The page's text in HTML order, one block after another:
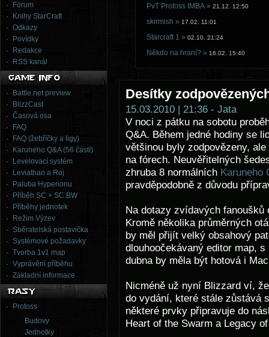
Fórum
Knihy StarCraft
Odkazy
Povídky
Redakce
RSS kanál
Battle.net preview
BlizzCast
Časová osa
FAQ
FAQ (žebříčky a ligy)
Karuneho Q&A (56 částí)
Levelovací systém
Leviathan a Roj
Paluba Hyperionu
Příběh SC + SC:BW
Příběhy jednotek
Režim Výzev
Sběratelská postavička
Systémové požadavky
Tvorba 1v1 map
Vyprávění příběhu
Základní informace
Protoss
Budovy
Jednotky
PvT Protoss IMBA » 21.12. 12:50
skirmish » 17.02. 11:01
Starcraft 1 » 02.10. 21:24
Někdo na hraní? » 16.02. 15:40
Desítky
15.03.2010 | 21:36 - Jata
V noci z pátku na sobotu
Q&A. Během jedné hodiny se
většinou byly zodpovězeny,
na fórech. Neuvěřitelných
zhruba 8 normálních Karuneho
pravděpodobně z důvodu
Na dotazy zvídavých fanoušků
Kromě několika průměrných
by měl přijít velký obsahový
dlouhoočekávaný editor map,
dubna by měla být hotová i
Nicméně už nyní Blizzard ví,
do vydání, které stále zůstává
některé prvky připravuje do
Heart of the Swarm a Legacy